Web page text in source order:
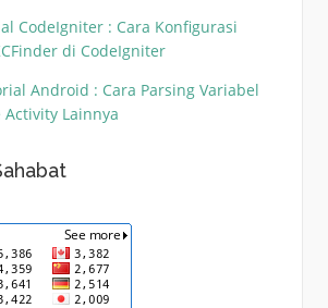
CodeIgniter : Cara Konfigurasi
di CodeIgniter
Android : Cara Parsing Variabel
Lainnya